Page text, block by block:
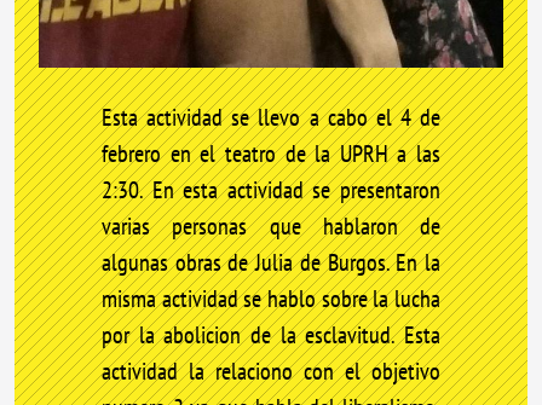
Esta actividad se llevo a cabo el 4 de
febrero en el teatro de la UPRH a las
2:30. En esta actividad se presentaron
varias personas que hablaron de
algunas obras de Julia de Burgos. En la
misma actividad se hablo sobre la lucha
por la abolicion de la esclavitud. Esta
actividad la relaciono con el objetivo